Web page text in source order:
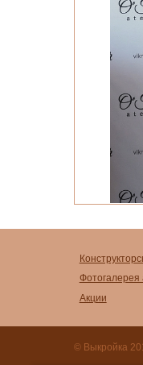
Фотогалерея
Акции
© Выкройка